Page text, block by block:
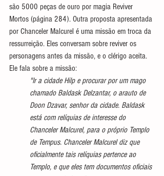
são 5000 peças de ouro por magia Reviver
Mortos (página 284). Outra proposta apresentada
por Chanceler Malcurel é uma missão em troca da
ressurreição. Eles conversam sobre reviver os
personagens antes da missão, e o clérigo aceita.
Ele fala sobre a missão:
"Ir a cidade Hilp e procurar por um mago
chamado Baldask Delzantar, o arauto de
Doon Dzavar, senhor da cidade. Baldask
está com relíquias de interesse do
Chanceler Malcurel, para o próprio Templo
de Tempus. Chanceler Malcurel diz que
oficialmente tais relíquias pertence ao
Templo, e que eles tem documentos oficiais